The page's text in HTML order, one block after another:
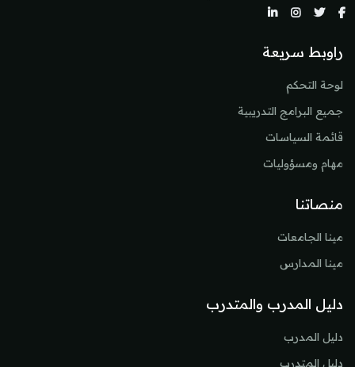
راوبط سريعة
لوحة التحكم
جميع البرامج التدريبية
قائمة السياسات
مهام ومسؤوليات
منصاتنا
مينا الجامعات
مينا المدارس
دليل المدرب والمتدرب
دليل المدرب
دليل المتدرب